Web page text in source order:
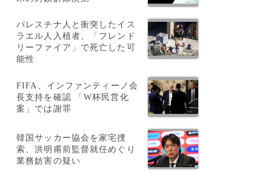
パレスチナ人と衝突したイス
ラエル人入植者、「フレンド
リーファイア」で死亡した可
能性
FIFA、インファンティーノ会
長支持を確認 「W杯民営化
案」では謝罪
韓国サッカー協会を家宅捜
索、洪明甫前監督就任めぐり
業務妨害の疑い